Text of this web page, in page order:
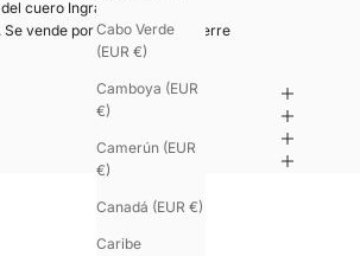
Cabo Verde
(EUR €)
Camboya (EUR
€)
Camerún (EUR
€)
Canadá (EUR €)
Caribe
cuero Ingrassato.
vende por separado, sin cierre